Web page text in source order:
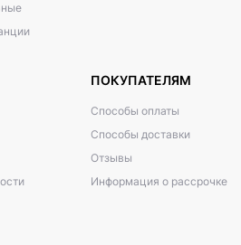
ПОКУПАТЕЛЯМ
Способы оплаты
Способы доставки
Отзывы
Информация о рассрочке